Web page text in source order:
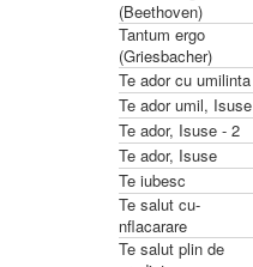
(Beethoven)
Tantum ergo
(Griesbacher)
Te ador cu umilinta
Te ador umil, Isuse
Te ador, Isuse - 2
Te ador, Isuse
Te iubesc
Te salut cu-
nflacarare
Te salut plin de